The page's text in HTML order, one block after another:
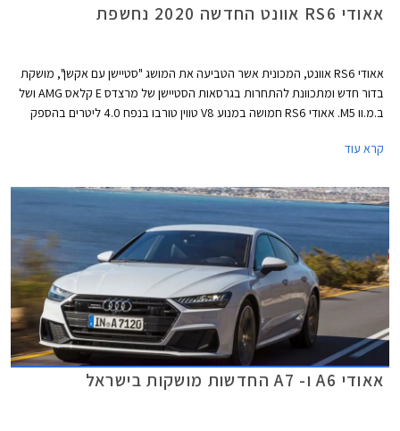
אאודי RS6 אוונט החדשה 2020 נחשפת
אאודי RS6 אוונט, המכונית אשר הטביעה את המושג "סטיישן עם אקשן", מושקת
בדור חדש ומתכוונת להתחרות בגרסאות הסטיישן של מרצדס E קלאס AMG ושל
ב.מ.וו M5. אאודי RS6 חמושה במנוע V8 טווין טורבו בנפח 4.0 ליטרים בהספק
הילוכים אוטומטית פלנטרית. הכוח עובר לארבעת הגלגלים דרך מערכת הנעה
האחורי או בהתאם לתנאי הדרך על מנת להשיג אחיזה מרבית.
קרא עוד
אאודי A6 ו- A7 החדשות מושקות בישראל